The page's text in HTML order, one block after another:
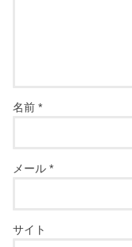
名前*
メール*
サイト